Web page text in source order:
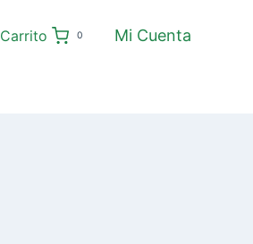
Carrito 0 Mi Cuenta